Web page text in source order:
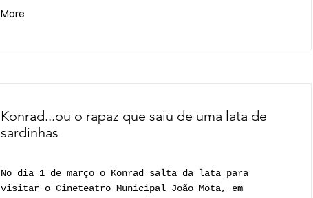
More
Konrad...ou o rapaz que saiu de uma lata de
sardinhas
No dia 1 de março o Konrad salta da lata para
visitar o Cineteatro Municipal João Mota, em